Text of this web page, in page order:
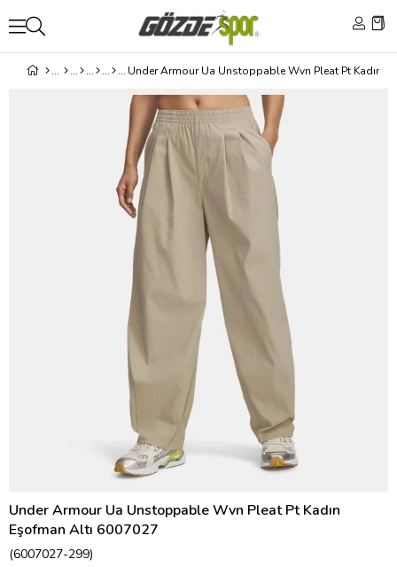
Under Armour Ua Unstoppable Wvn Pleat Pt Kadın
Eşofman Altı 6007027
(6007027-299)